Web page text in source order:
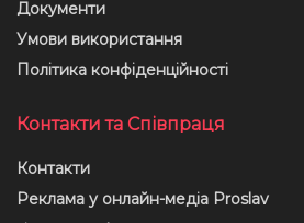
Документи
Умови використання
Політика конфіденційності
Контакти та Співпраця
Контакти
Реклама у онлайн-медіа Proslav